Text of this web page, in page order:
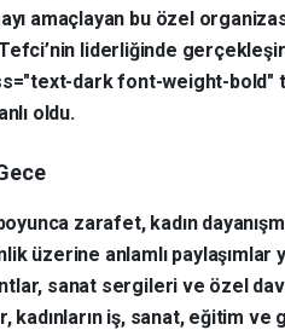
amaçlayan bu özel
liderliğinde
dark font-weight-bold"
oldu.
zarafet, kadın
üzerine anlamlı paylaşımlar
sanat sergileri ve özel
kadınların iş, sanat, eğitim